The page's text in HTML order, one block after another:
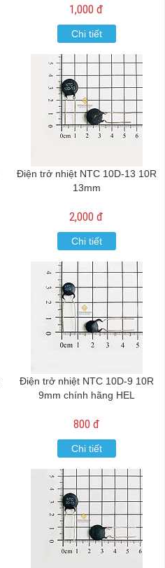
1,000 đ
Chi tiết
Điện trở nhiệt NTC 10D-13 10R
13mm
2,000 đ
Chi tiết
Điện trở nhiệt NTC 10D-9 10R
9mm chính hãng HEL
800 đ
Chi tiết